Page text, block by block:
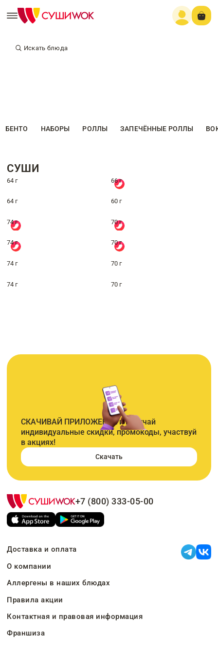
Искать блюда
БЕНТО НАБОРЫ РОЛЛЫ ЗАПЕЧЁННЫЕ РОЛЛЫ
СУШИ
64 г 66 г
64 г 60 г
74 г 70 г
74 г 70 г
74 г 70 г
74 г 70 г
СКАЧИВАЙ ПРИЛОЖЕНИЕ и получай
индивидуальные скидки, промокоды, участвуй
в акциях!
Скачать
+7 (800) 333-05-00
Доставка и оплата
О компании
Аллергены в наших блюдах
Правила акции
Контактная и правовая информация
Франшиза